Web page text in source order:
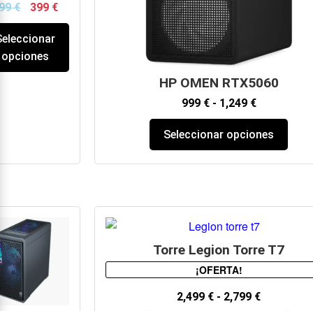
€ 399 €
opciones
HP OMEN RTX5060
999 € - 1,249 €
Seleccionar opciones
Torre Legion Torre T7
¡OFERTA!
2,499 € - 2,799 €